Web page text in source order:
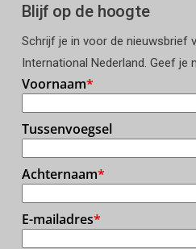
Blijf op de hoogte
Schrijf je in voor de nieuwsbrief
International Nederland. Geef je